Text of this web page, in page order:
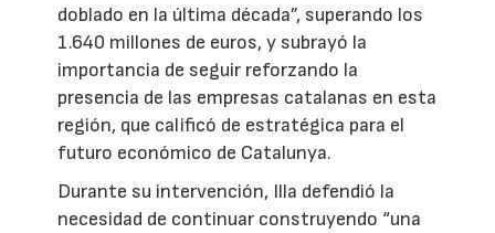
doblado en la última década”, superando los
1.640 millones de euros, y subrayó la
importancia de seguir reforzando la
presencia de las empresas catalanas en esta
región, que calificó de estratégica para el
futuro económico de Catalunya.
Durante su intervención, Illa defendió la
necesidad de continuar construyendo “una